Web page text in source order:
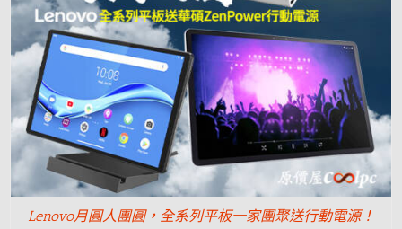
Lenovo月圓人團圓，全系列平板一家團聚送行動電源！